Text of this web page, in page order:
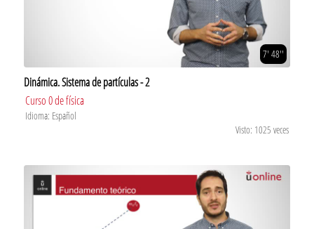
7' 48''
Dinámica. Sistema de partículas - 2
Curso 0 de física
Idioma: Español
Visto: 1025 veces